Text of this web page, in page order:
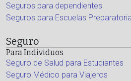
Seguros para dependientes
Seguros para Escuelas
Seguro
Para Individuos
Seguro de Salud para Estudiantes
Seguro Médico para Viajeros